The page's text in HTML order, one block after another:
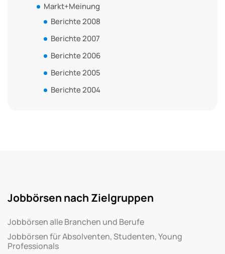
Markt+Meinung
Berichte 2008
Berichte 2007
Berichte 2006
Berichte 2005
Berichte 2004
Jobbörsen nach Zielgruppen
Jobbörsen alle Branchen und Berufe
Jobbörsen für Absolventen, Studenten, Young
Professionals